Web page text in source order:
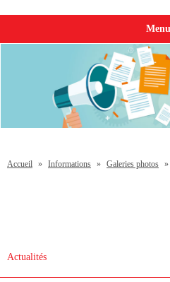
Menu
Accueil » Informations » Galeries photos »
Actualités